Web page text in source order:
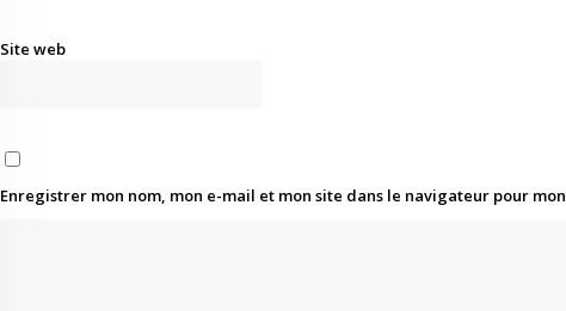
Site web
Enregistrer mon nom, mon e-mail et mon site dans le navigateur pour